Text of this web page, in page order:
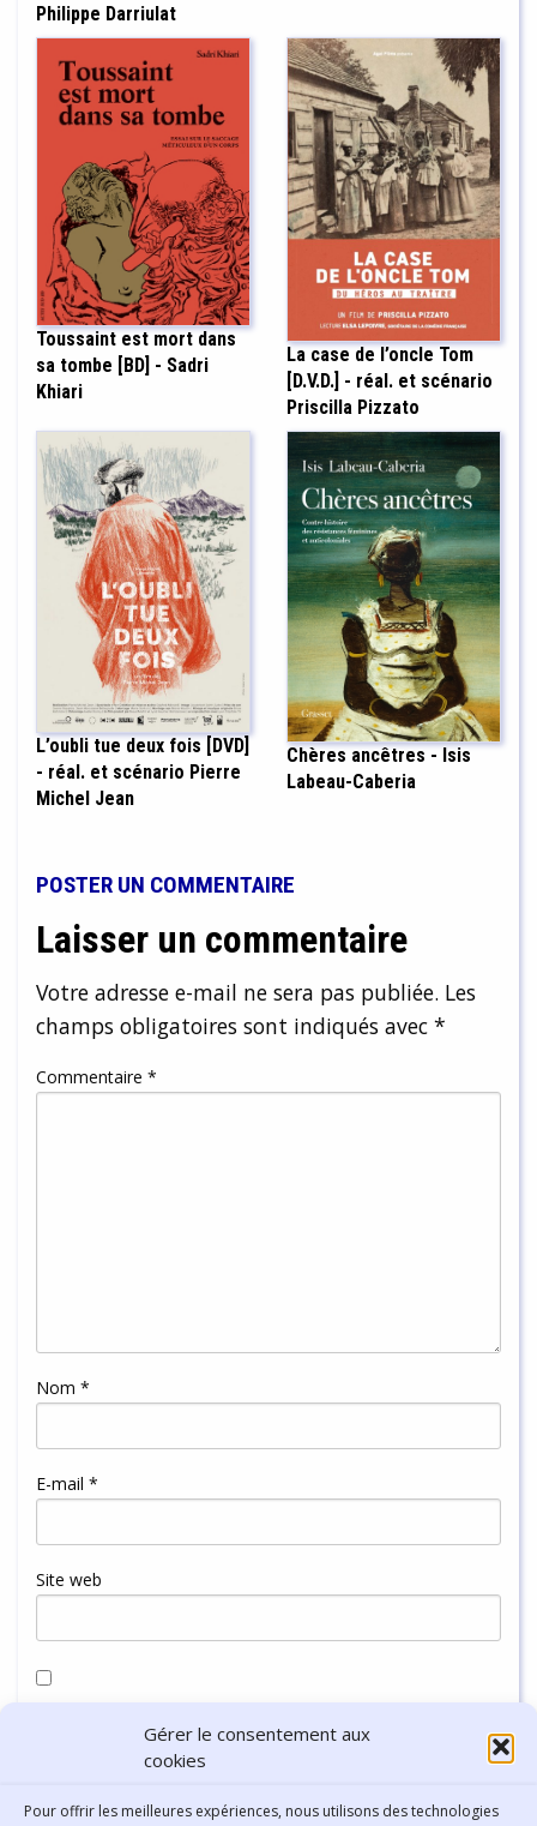
Gérer le consentement aux
cookies
Pour offrir les meilleures expériences, nous utilisons des technologies
Philippe Darriulat
Toussaint est mort dans
sa tombe [BD] - Sadri
Khiari
La case de l’oncle Tom
[D.V.D.] - réal. et scénario
Priscilla Pizzato
L’oubli tue deux fois [DVD]
- réal. et scénario Pierre
Michel Jean
Chères ancêtres - Isis
Labeau-Caberia
POSTER UN COMMENTAIRE
Laisser un commentaire
Votre adresse e-mail ne sera pas publiée. Les
champs obligatoires sont indiqués avec *
Commentaire *
Nom *
E-mail *
Site web
navigateur pour mon prochain commentaire.